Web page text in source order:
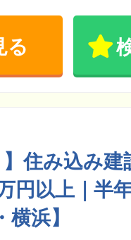
る
】住み込み
円以上｜半
浜】